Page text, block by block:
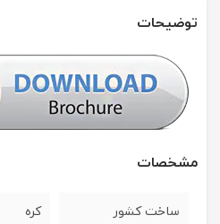
توضیحات
مشخصات
ساخت کشور کره